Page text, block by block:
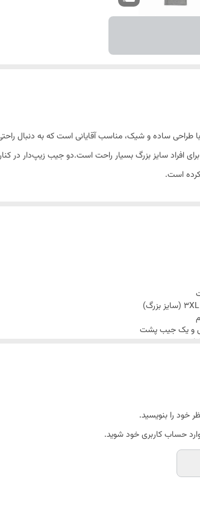
با طراحی ساده و شیک، مناسب آقایانی است که به دنبال
است.
و یک جیب پشت
خود را بنویسید.
حساب کاربری خود شوید.